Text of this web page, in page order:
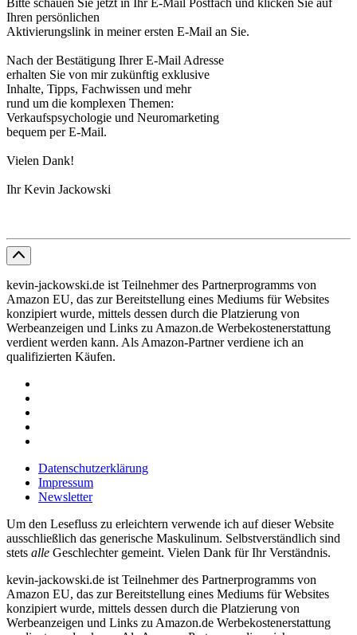
Bitte schauen Sie jetzt in Ihr E-Mail Postfach und klicken Sie auf
Ihren persönlichen
Aktivierungslink in meiner ersten E-Mail an Sie.
Nach der Bestätigung Ihrer E-Mail Adresse
erhalten Sie von mir zukünftig exklusive
Inhalte, Tipps, Fachwissen und mehr
rund um die komplexen Themen:
Verkaufspsychologie und Neuromarketing
bequem per E-Mail.
Vielen Dank!
Ihr Kevin Jackowski
kevin-jackowski.de ist Teilnehmer des Partnerprogramms von
Amazon EU, das zur Bereitstellung eines Mediums für Websites
konzipiert wurde, mittels dessen durch die Platzierung von
Werbeanzeigen und Links zu Amazon.de Werbekostenerstattung
verdient werden kann. Als Amazon-Partner verdiene ich an
qualifizierten Käufen.
Datenschutzerklärung
Impressum
Newsletter
Um den Lesefluss zu erleichtern verwende ich auf dieser Website
ausschließlich das generische Maskulinum. Selbstverständlich sind
stets alle Geschlechter gemeint. Vielen Dank für Ihr Verständnis.
kevin-jackowski.de ist Teilnehmer des Partnerprogramms von
Amazon EU, das zur Bereitstellung eines Mediums für Websites
konzipiert wurde, mittels dessen durch die Platzierung von
Werbeanzeigen und Links zu Amazon.de Werbekostenerstattung